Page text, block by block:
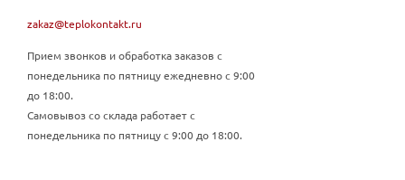
zakaz@teplokontakt.ru
Прием звонков и обработка заказов с
понедельника по пятницу ежедневно с 9:00
до 18:00.
Самовывоз со склада работает с
понедельника по пятницу с 9:00 до 18:00.